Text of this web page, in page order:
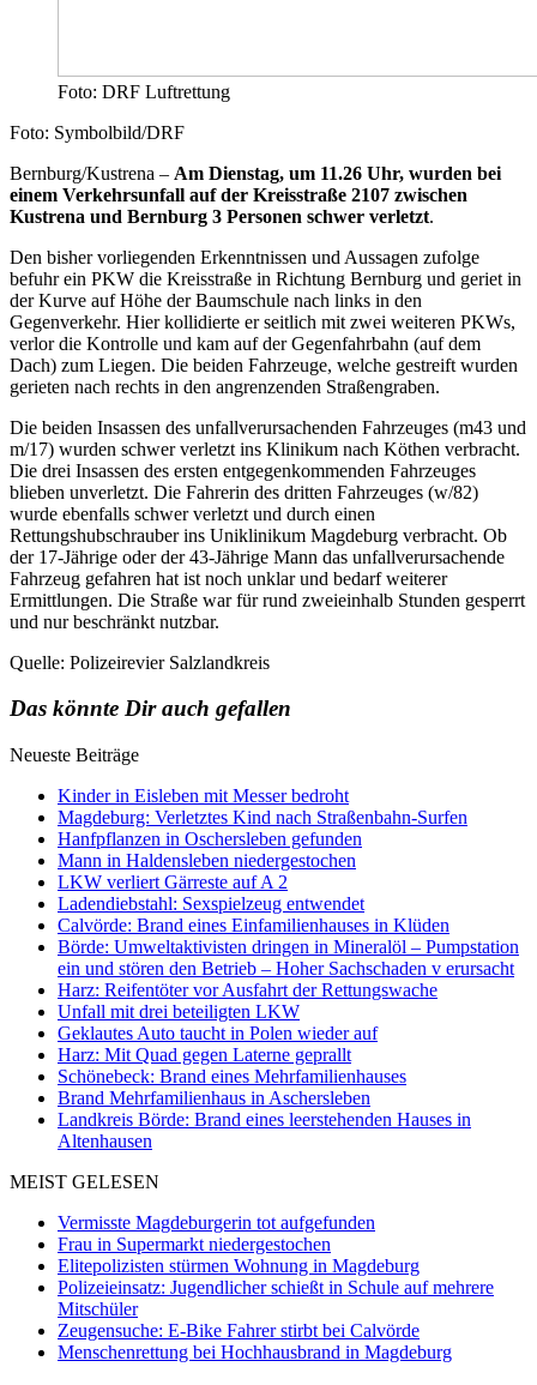
Foto: DRF Luftrettung
Foto: Symbolbild/DRF
Bernburg/Kustrena – Am Dienstag, um 11.26 Uhr, wurden bei
einem Verkehrsunfall auf der Kreisstraße 2107 zwischen
Kustrena und Bernburg 3 Personen schwer verletzt.
Den bisher vorliegenden Erkenntnissen und Aussagen zufolge
befuhr ein PKW die Kreisstraße in Richtung Bernburg und geriet in
der Kurve auf Höhe der Baumschule nach links in den
Gegenverkehr. Hier kollidierte er seitlich mit zwei weiteren PKWs,
verlor die Kontrolle und kam auf der Gegenfahrbahn (auf dem
Dach) zum Liegen. Die beiden Fahrzeuge, welche gestreift wurden
gerieten nach rechts in den angrenzenden Straßengraben.
Die beiden Insassen des unfallverursachenden Fahrzeuges (m43 und
m/17) wurden schwer verletzt ins Klinikum nach Köthen verbracht.
Die drei Insassen des ersten entgegenkommenden Fahrzeuges
blieben unverletzt. Die Fahrerin des dritten Fahrzeuges (w/82)
wurde ebenfalls schwer verletzt und durch einen
Rettungshubschrauber ins Uniklinikum Magdeburg verbracht. Ob
der 17-Jährige oder der 43-Jährige Mann das unfallverursachende
Fahrzeug gefahren hat ist noch unklar und bedarf weiterer
Ermittlungen. Die Straße war für rund zweieinhalb Stunden gesperrt
und nur beschränkt nutzbar.
Quelle: Polizeirevier Salzlandkreis
Das könnte Dir auch gefallen
Neueste Beiträge
Kinder in Eisleben mit Messer bedroht
Magdeburg: Verletztes Kind nach Straßenbahn-Surfen
Hanfpflanzen in Oschersleben gefunden
Mann in Haldensleben niedergestochen
LKW verliert Gärreste auf A 2
Ladendiebstahl: Sexspielzeug entwendet
Calvörde: Brand eines Einfamilienhauses in Klüden
Börde: Umweltaktivisten dringen in Mineralöl – Pumpstation
ein und stören den Betrieb – Hoher Sachschaden v erursacht
Harz: Reifentöter vor Ausfahrt der Rettungswache
Unfall mit drei beteiligten LKW
Geklautes Auto taucht in Polen wieder auf
Harz: Mit Quad gegen Laterne geprallt
Schönebeck: Brand eines Mehrfamilienhauses
Brand Mehrfamilienhaus in Aschersleben
Landkreis Börde: Brand eines leerstehenden Hauses in
Altenhausen
MEIST GELESEN
Vermisste Magdeburgerin tot aufgefunden
Frau in Supermarkt niedergestochen
Elitepolizisten stürmen Wohnung in Magdeburg
Polizeieinsatz: Jugendlicher schießt in Schule auf mehrere
Mitschüler
Zeugensuche: E-Bike Fahrer stirbt bei Calvörde
Menschenrettung bei Hochhausbrand in Magdeburg